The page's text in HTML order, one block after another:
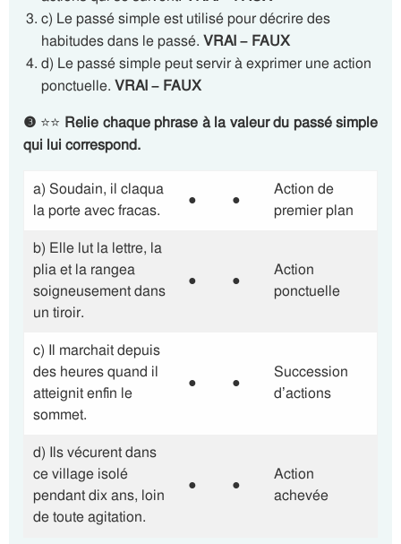
c) Le passé simple est utilisé pour décrire des
habitudes dans le passé. VRAI – FAUX
d) Le passé simple peut servir à exprimer une action
ponctuelle. VRAI – FAUX
❸ ⭐⭐ Relie chaque phrase à la valeur du passé simple
qui lui correspond.
a) Soudain, il claqua
la porte avec fracas.
● ●
Action de
premier plan
b) Elle lut la lettre, la
plia et la rangea
soigneusement dans
un tiroir.
● ●
Action
ponctuelle
c) Il marchait depuis
des heures quand il
atteignit enfin le
sommet.
● ●
Succession
d’actions
d) Ils vécurent dans
ce village isolé
pendant dix ans, loin
de toute agitation.
● ●
Action
achevée